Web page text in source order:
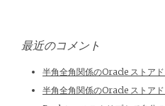
最近のコメント
半角全角関係のOracle ストア
半角全角関係のOracle ストア